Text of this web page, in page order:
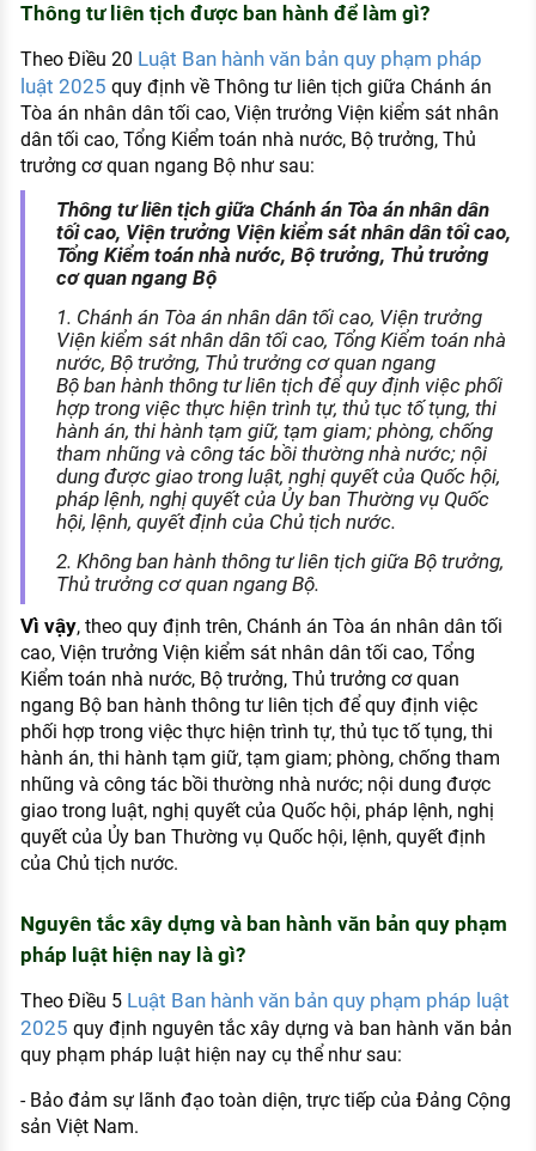
Thông tư liên tịch được ban hành để làm gì?
Theo Điều 20 Luật Ban hành văn bản quy phạm pháp
luật 2025 quy định về Thông tư liên tịch giữa Chánh án
Tòa án nhân dân tối cao, Viện trưởng Viện kiểm sát nhân
dân tối cao, Tổng Kiểm toán nhà nước, Bộ trưởng, Thủ
trưởng cơ quan ngang Bộ như sau:
Thông tư liên tịch giữa Chánh án Tòa án nhân dân
tối cao, Viện trưởng Viện kiểm sát nhân dân tối cao,
Tổng Kiểm toán nhà nước, Bộ trưởng, Thủ trưởng
cơ quan ngang Bộ
1. Chánh án Tòa án nhân dân tối cao, Viện trưởng
Viện kiểm sát nhân dân tối cao, Tổng Kiểm toán nhà
nước, Bộ trưởng, Thủ trưởng cơ quan ngang
Bộ ban hành thông tư liên tịch để quy định việc phối
hợp trong việc thực hiện trình tự, thủ tục tố tụng, thi
hành án, thi hành tạm giữ, tạm giam; phòng, chống
tham nhũng và công tác bồi thường nhà nước; nội
dung được giao trong luật, nghị quyết của Quốc hội,
pháp lệnh, nghị quyết của Ủy ban Thường vụ Quốc
hội, lệnh, quyết định của Chủ tịch nước.
2. Không ban hành thông tư liên tịch giữa Bộ trưởng,
Thủ trưởng cơ quan ngang Bộ.
Vì vậy, theo quy định trên, Chánh án Tòa án nhân dân tối
cao, Viện trưởng Viện kiểm sát nhân dân tối cao, Tổng
Kiểm toán nhà nước, Bộ trưởng, Thủ trưởng cơ quan
ngang Bộ ban hành thông tư liên tịch để quy định việc
phối hợp trong việc thực hiện trình tự, thủ tục tố tụng, thi
hành án, thi hành tạm giữ, tạm giam; phòng, chống tham
nhũng và công tác bồi thường nhà nước; nội dung được
giao trong luật, nghị quyết của Quốc hội, pháp lệnh, nghị
quyết của Ủy ban Thường vụ Quốc hội, lệnh, quyết định
của Chủ tịch nước.
Nguyên tắc xây dựng và ban hành văn bản quy phạm
pháp luật hiện nay là gì?
Theo Điều 5Luật Ban hành văn bản quy phạm pháp luật
2025 quy định nguyên tắc xây dựng và ban hành văn bản
quy phạm pháp luật hiện nay cụ thể như sau:
- Bảo đảm sự lãnh đạo toàn diện, trực tiếp của Đảng Cộng
sản Việt Nam.